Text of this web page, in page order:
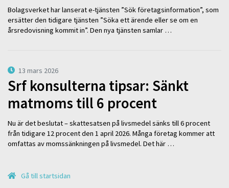
Bolagsverket har lanserat e-tjänsten ”Sök företagsinformation”, som
ersätter den tidigare tjänsten ”Söka ett ärende eller se om en
årsredovisning kommit in”. Den nya tjänsten samlar …
13 mars 2026
Srf konsulterna tipsar: Sänkt
matmoms till 6 procent
Nu är det beslutat – skattesatsen på livsmedel sänks till 6 procent
från tidigare 12 procent den 1 april 2026. Många företag kommer att
omfattas av momssänkningen på livsmedel. Det här …
Gå till startsidan